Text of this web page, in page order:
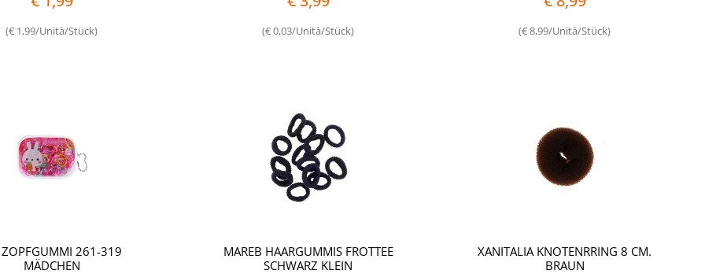
(€ 1,99/Unità/Stück) (€ 0,03/Unità/Stück) (€ 8,99/Unità/Stück)
ZOPFGUMMI 261-319
MÄDCHEN
MAREB HAARGUMMIS FROTTEE
SCHWARZ KLEIN
XANITALIA KNOTENRRING 8 CM.
BRAUN